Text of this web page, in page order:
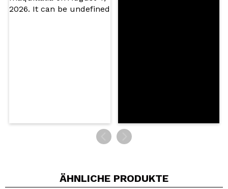
Ein Video oder Foto teilen
ÄHNLICHE PRODUKTE